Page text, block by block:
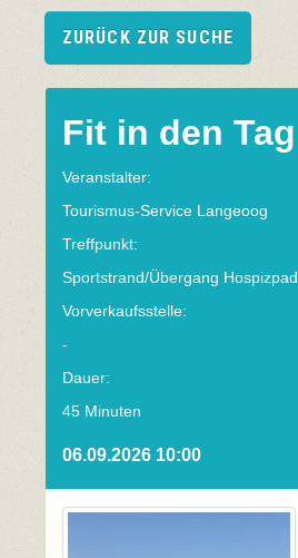
ZURÜCK ZUR SUCHE
Fit in den Tag
Veranstalter:
Tourismus-Service Langeoog
Treffpunkt:
Sportstrand/Übergang Hospizpad
Vorverkaufsstelle:
-
Dauer:
45 Minuten
06.09.2026 10:00